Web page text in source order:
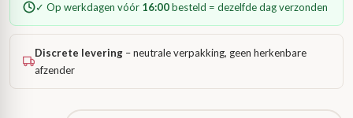
✓ Op werkdagen vóór 16:00besteld = dezelfde dag verzonden
Discrete levering – neutrale verpakking, geen herkenbare
afzender